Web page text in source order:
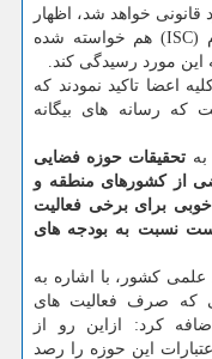
قانونی خواهد شد، اظهار
نمود: از پایگاه استنادی علوم جهان اسلام (ISC) هم خواسته شده
مورد رسیدگی كند.
اعضا تاكید نمودند كه
كه رسانه های بیگانه
تحقیقات حوزه فضایی
از كشورهای منطقه و
برای برخی فعالیت
نسبت به بودجه های
كشور، با اشاره به
كه صرف فعالیت های
كرد: ازاین رو از
این حوزه را رصد